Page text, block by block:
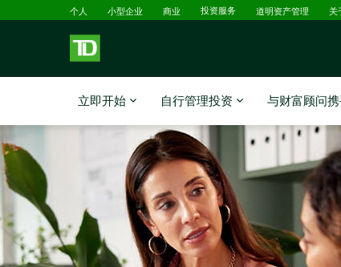
跳转到主要内容
个人 小型企业 商业 投资服务 已选择道明资产管理 关
立即开始 自行管理投资 与财富顾问